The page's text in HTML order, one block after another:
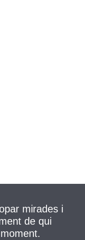
mirades i
de qui